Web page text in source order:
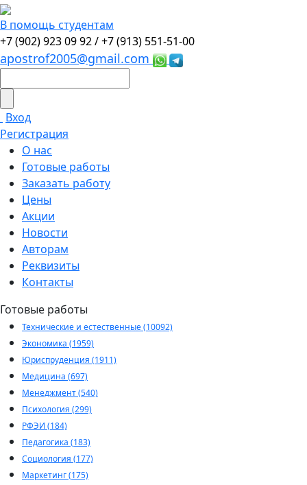
В помощь студентам
+7 (902) 923 09 92 /+7 (913) 551-51-00
apostrof2005@gmail.com
Вход
Регистрация
О нас
Готовые работы
Заказать работу
Цены
Акции
Новости
Авторам
Реквизиты
Контакты
Готовые работы
Технические и естественные (10092)
Экономика (1959)
Юриспруденция (1911)
Медицина (697)
Менеджмент (540)
Психология (299)
РФЭИ (184)
Педагогика (183)
Социология (177)
Маркетинг (175)